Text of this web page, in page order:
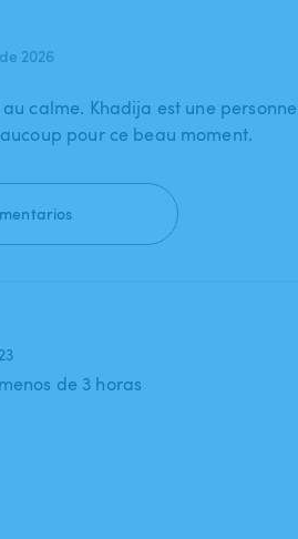
2026
calme. Khadija est une personne
pour ce beau moment.
de 3 horas